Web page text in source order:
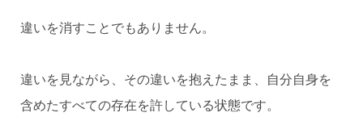
違いを消すことでもありません。
違いを見ながら、その違いを抱えたまま、自分自身を
含めたすべての存在を許している状態です。